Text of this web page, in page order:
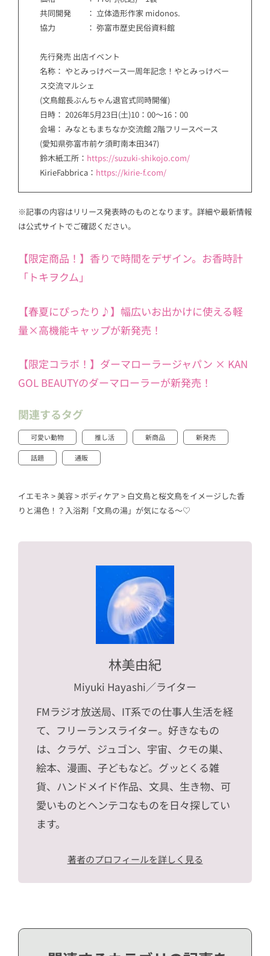
共同開発 ： 立体造形作家 midonos.
協力 ： 弥富市歴史民俗資料館
先行発売 出店イベント
名称： やとみっけベース一周年記念！やとみっけベー
ス交流マルシェ
(文鳥館長ぶんちゃん退官式同時開催)
日時： 2026年5月23日(土)10：00～16：00
会場： みなともまちなか交流館 2階フリースペース
(愛知県弥富市前ケ須町南本田347)
鈴木紙工所： https://suzuki-shikojo.com/
KirieFabbrica： https://kirie-f.com/
※記事の内容はリリース発表時のものとなります。詳細や最新情報
は公式サイトでご確認ください。
【限定商品！】香りで時間をデザイン。お香時計
「トキヲクム」
【春夏にぴったり♪】幅広いお出かけに使える軽
量×高機能キャップが新発売！
【限定コラボ！】ダーマローラージャパン × KAN
GOL BEAUTYのダーマローラーが新発売！
関連するタグ
可愛い動物 推し活 新商品 新発売
話題 通販
イエモネ >美容> ボディケア > 白文鳥と桜文鳥をイメージした香
りと湯色！？入浴剤「文鳥の湯」が気になる～♡
林美由紀
Miyuki Hayashi／ライター
FMラジオ放送局、IT系での仕事人生活を経
て、フリーランスライター。好きなもの
は、クラゲ、ジュゴン、宇宙、クモの巣、
絵本、漫画、子どもなど。グッとくる雑
貨、ハンドメイド作品、文具、生き物、可
愛いものとヘンテコなものを日々探してい
ます。
著者のプロフィールを詳しく見る